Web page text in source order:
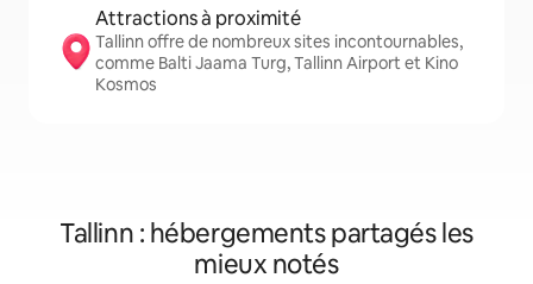
Attractions à proximité
Tallinn offre de nombreux sites incontournables,
comme Balti Jaama Turg, Tallinn Airport et Kino
Kosmos
Tallinn : hébergements partagés les
mieux notés